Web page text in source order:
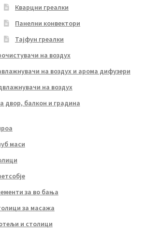
Кварцни греалки
Панелни конвектори
Тајфун греалки
на воздух
на воздух и арома дифузери
на воздух
двор, балкон и градина
маси
за во бања
за масажа
и столици